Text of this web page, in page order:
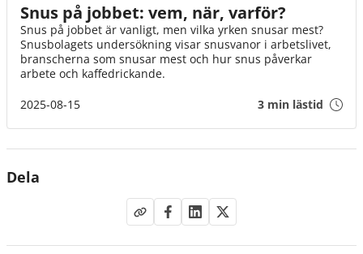
Snus på jobbet: vem, när, varför?
Snus på jobbet är vanligt, men vilka yrken snusar mest?
Snusbolagets undersökning visar snusvanor i arbetslivet,
branscherna som snusar mest och hur snus påverkar
arbete och kaffedrickande.
2025-08-15
3 min lästid
Dela